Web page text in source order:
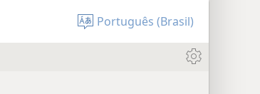
Português (Brasil)